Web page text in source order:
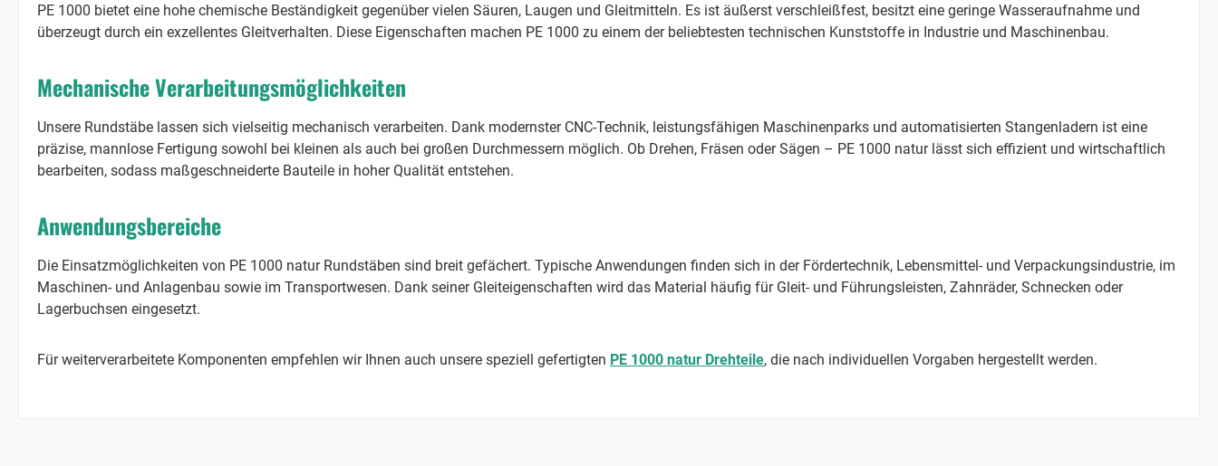
PE 1000 bietet eine hohe chemische Beständigkeit gegenüber vielen Säuren, Laugen und Gleitmitteln. Es ist äußerst verschleißfest, besitzt eine geringe Wasseraufnahme und
überzeugt durch ein exzellentes Gleitverhalten. Diese Eigenschaften machen PE 1000 zu einem der beliebtesten technischen Kunststoffe in Industrie und Maschinenbau.
Mechanische Verarbeitungsmöglichkeiten
Unsere Rundstäbe lassen sich vielseitig mechanisch verarbeiten. Dank modernster CNC-Technik, leistungsfähigen Maschinenparks und automatisierten Stangenladern ist eine
präzise, mannlose Fertigung sowohl bei kleinen als auch bei großen Durchmessern möglich. Ob Drehen, Fräsen oder Sägen – PE 1000 natur lässt sich effizient und wirtschaftlich
bearbeiten, sodass maßgeschneiderte Bauteile in hoher Qualität entstehen.
Anwendungsbereiche
Die Einsatzmöglichkeiten von PE 1000 natur Rundstäben sind breit gefächert. Typische Anwendungen finden sich in der Fördertechnik, Lebensmittel- und Verpackungsindustrie, im
Maschinen- und Anlagenbau sowie im Transportwesen. Dank seiner Gleiteigenschaften wird das Material häufig für Gleit- und Führungsleisten, Zahnräder, Schnecken oder
Lagerbuchsen eingesetzt.
Für weiterverarbeitete Komponenten empfehlen wir Ihnen auch unsere speziell gefertigten PE 1000 natur Drehteile, die nach individuellen Vorgaben hergestellt werden.